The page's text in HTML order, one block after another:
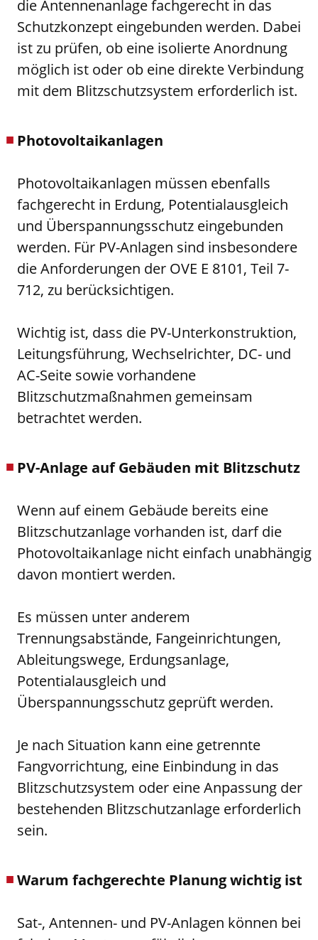
die Antennenanlage fachgerecht in das
Schutzkonzept eingebunden werden. Dabei
ist zu prüfen, ob eine isolierte Anordnung
möglich ist oder ob eine direkte Verbindung
mit dem Blitzschutzsystem erforderlich ist.
Photovoltaikanlagen
Photovoltaikanlagen müssen ebenfalls
fachgerecht in Erdung, Potentialausgleich
und Überspannungsschutz eingebunden
werden. Für PV-Anlagen sind insbesondere
die Anforderungen der OVE E 8101, Teil 7-
712, zu berücksichtigen.
Wichtig ist, dass die PV-Unterkonstruktion,
Leitungsführung, Wechselrichter, DC- und
AC-Seite sowie vorhandene
Blitzschutzmaßnahmen gemeinsam
betrachtet werden.
PV-Anlage auf Gebäuden mit Blitzschutz
Wenn auf einem Gebäude bereits eine
Blitzschutzanlage vorhanden ist, darf die
Photovoltaikanlage nicht einfach unabhängig
davon montiert werden.
Es müssen unter anderem
Trennungsabstände, Fangeinrichtungen,
Ableitungswege, Erdungsanlage,
Potentialausgleich und
Überspannungsschutz geprüft werden.
Je nach Situation kann eine getrennte
Fangvorrichtung, eine Einbindung in das
Blitzschutzsystem oder eine Anpassung der
bestehenden Blitzschutzanlage erforderlich
sein.
Warum fachgerechte Planung wichtig ist
Sat-, Antennen- und PV-Anlagen können bei